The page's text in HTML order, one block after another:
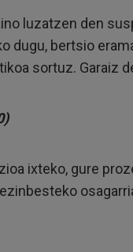
luzatzen den
dugu, bertsio
sortuz. Garaiz
ixteko, gure